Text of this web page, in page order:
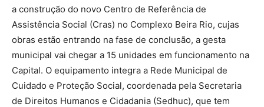
a construção do novo Centro de Referência de
Assistência Social (Cras) no Complexo Beira Rio, cujas
obras estão entrando na fase de conclusão, a gesta
municipal vai chegar a 15 unidades em funcionamento na
Capital. O equipamento integra a Rede Municipal de
Cuidado e Proteção Social, coordenada pela Secretaria
de Direitos Humanos e Cidadania (Sedhuc), que tem